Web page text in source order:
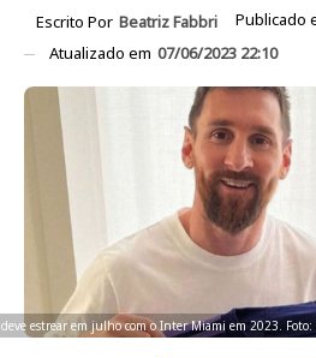
Escrito Por Beatriz Fabbri Publicado
Atualizado em 07/06/2023 22:10
deve estrear em julho com o Inter Miami em 2023.